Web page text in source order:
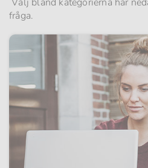
fråga.